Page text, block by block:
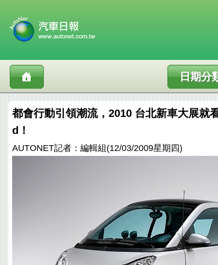
日期分
都會行動引領潮流，2010 台北新車大展
d！
AUTONET記者：編輯組(12/03/2009星期四)